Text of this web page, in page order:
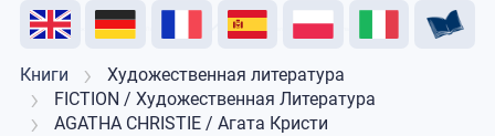
Акция Распродажа Отзывы Поддержка преподавателей
Книги
Художественная литература
FICTION / Художественная Литература
AGATHA CHRISTIE / Агата Кристи